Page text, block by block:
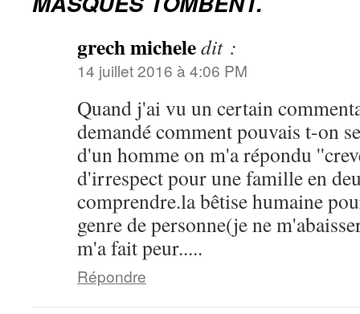
grech micheledit :
14 juillet 2016 à 4:06 PM
Quand j'ai vu un certain
demandé comment pouvais t-on
d'un homme on m'a répondu
d'irrespect pour une famille en
comprendre.la bêtise humaine
genre de personne(je ne
m'a fait peur.....
Répondre